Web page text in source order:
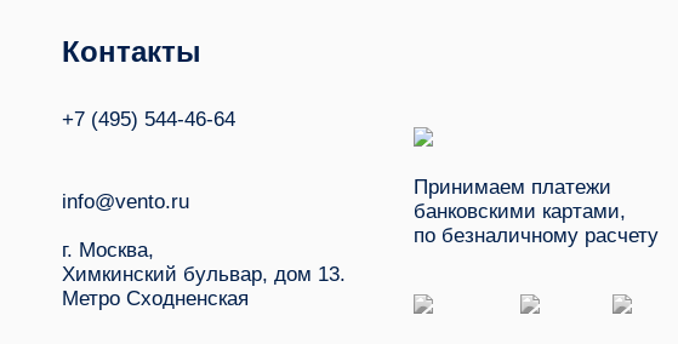
Контакты
+7 (495) 544-46-64
info@vento.ru
г. Москва,
Химкинский бульвар, дом 13.
Метро Сходненская
Принимаем платежи
банковскими картами,
по безналичному расчету